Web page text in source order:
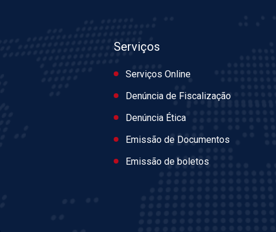
Serviços
Serviços Online
Denúncia de Fiscalização
Denúncia Ética
Emissão de Documentos
Emissão de boletos